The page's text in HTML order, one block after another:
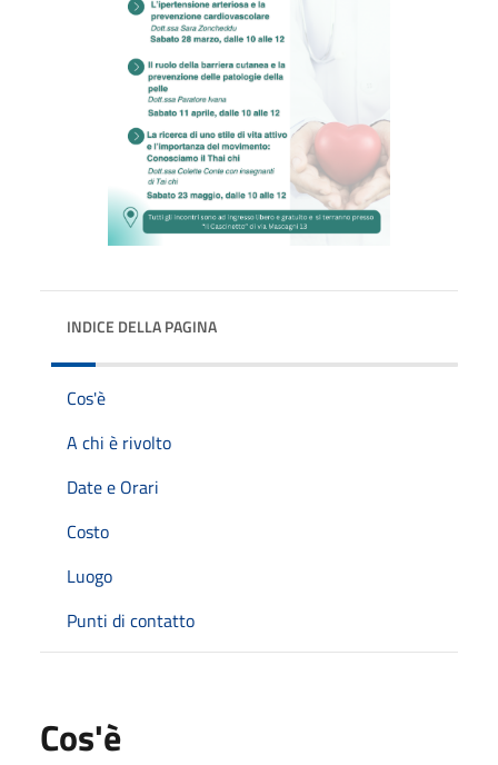
INDICE DELLA PAGINA
Cos'è
A chi è rivolto
Date e Orari
Costo
Luogo
Punti di contatto
Cos'è